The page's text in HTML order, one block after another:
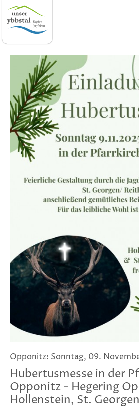
Opponitz: Sonntag, 09.
Hubertusmesse in der
Opponitz - Hegering
Hollenstein, St.